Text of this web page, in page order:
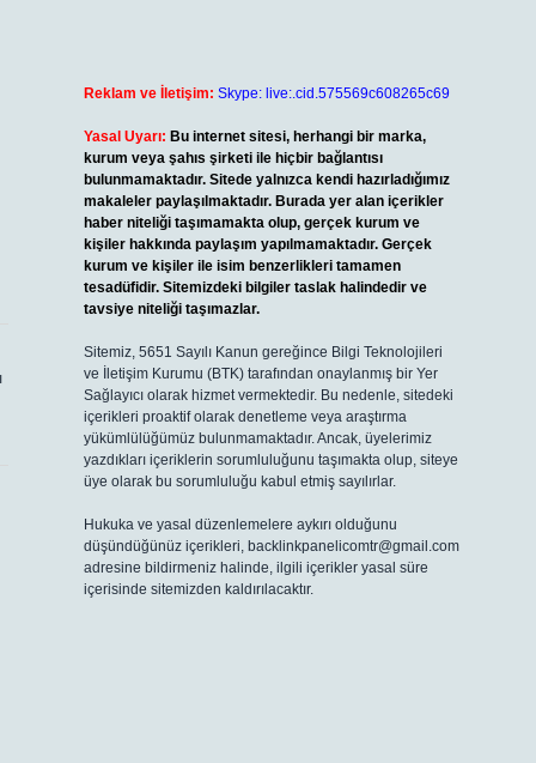
Reklam ve İletişim: Skype: live:.cid.575569c608265c69
Yasal Uyarı: Bu internet sitesi, herhangi bir marka,
kurum veya şahıs şirketi ile hiçbir bağlantısı
bulunmamaktadır. Sitede yalnızca kendi hazırladığımız
makaleler paylaşılmaktadır. Burada yer alan içerikler
haber niteliği taşımamakta olup, gerçek kurum ve
kişiler hakkında paylaşım yapılmamaktadır. Gerçek
kurum ve kişiler ile isim benzerlikleri tamamen
tesadüfidir. Sitemizdeki bilgiler taslak halindedir ve
tavsiye niteliği taşımazlar.
Sitemiz, 5651 Sayılı Kanun gereğince Bilgi Teknolojileri
ve İletişim Kurumu (BTK) tarafından onaylanmış bir Yer
Sağlayıcı olarak hizmet vermektedir. Bu nedenle, sitedeki
içerikleri proaktif olarak denetleme veya araştırma
yükümlülüğümüz bulunmamaktadır. Ancak, üyelerimiz
yazdıkları içeriklerin sorumluluğunu taşımakta olup, siteye
üye olarak bu sorumluluğu kabul etmiş sayılırlar.
Hukuka ve yasal düzenlemelere aykırı olduğunu
düşündüğünüz içerikleri, backlinkpanelicomtr@gmail.com
adresine bildirmeniz halinde, ilgili içerikler yasal süre
içerisinde sitemizden kaldırılacaktır.